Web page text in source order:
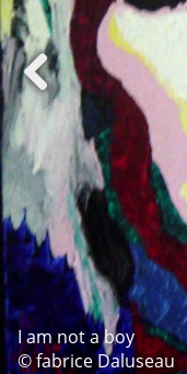
I am not a boy
© fabrice Daluseau